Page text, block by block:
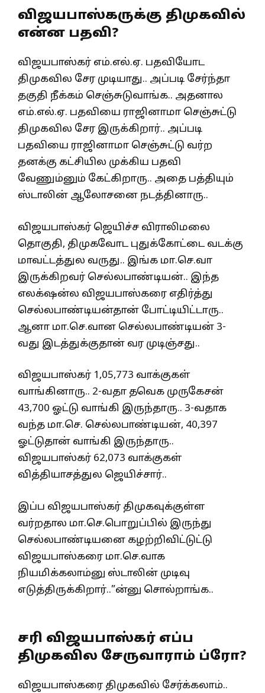
விஜயபாஸ்கருக்கு திமுகவில்
என்ன பதவி?
விஜயபாஸ்கர் எம்.எல்.ஏ. பதவியோட
திமுகவில சேர முடியாது.. அப்படி சேர்ந்தா
தகுதி நீக்கம் செஞ்சுடுவாங்க.. அதனால
எம்.எல்.ஏ. பதவியை ராஜினாமா செஞ்சுட்டு
திமுகவில சேர இருக்கிறார்.. அப்படி
பதவியை ராஜினாமா செஞ்சுட்டு வர்ற
தனக்கு கட்சியில முக்கிய பதவி
வேணும்னும் கேட்கிறாரு.. அதை பத்தியும்
ஸ்டாலின் ஆலோசனை நடத்தினாரு..
விஜயபாஸ்கர் ஜெயிச்ச விராலிமலை
தொகுதி, திமுகவோட புதுக்கோட்டை வடக்கு
மாவட்டத்துல வருது.. இங்க மா.செ.வா
இருக்கிறவர் செல்லபாண்டியன்.. இந்த
எலக்‌ஷன்ல விஜயபாஸ்கரை எதிர்த்து
செல்லபாண்டியன்தான் போட்டியிட்டாரு..
ஆனா மா.செ.வான செல்லபாண்டியன் 3-
வது இடத்துக்குதான் வர முடிஞ்சது..
விஜயபாஸ்கர் 1,05,773 வாக்குகள்
வாங்கினாரு.. 2-வதா தவெக முருகேசன்
43,700 ஓட்டு வாங்கி இருந்தாரு.. 3-வதாக
வந்த மா.செ. செல்லபாண்டியன், 40,397
ஓட்டுதான் வாங்கி இருந்தாரு..
விஜயபாஸ்கர் 62,073 வாக்குகள்
வித்தியாசத்துல ஜெயிச்சார்..
இப்ப விஜயபாஸ்கர் திமுகவுக்குள்ள
வர்றதால மா.செ.பொறுப்பில் இருந்து
செல்லபாண்டியனை கழற்றிவிட்டுட்டு
விஜயபாஸ்கரை மா.செ.வாக
நியமிக்கலாம்னு ஸ்டாலின் முடிவு
எடுத்திருக்கிறார்..”ன்னு சொல்றாங்க..
சரி விஜயபாஸ்கர் எப்ப
திமுகவில சேருவாராம் ப்ரோ?
விஜயபாஸ்கரை திமுகவில் சேர்க்கலாம்..